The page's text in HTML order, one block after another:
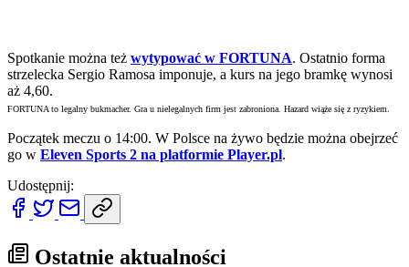
Spotkanie można też wytypować w FORTUNA. Ostatnio forma
strzelecka Sergio Ramosa imponuje, a kurs na jego bramkę wynosi
aż 4,60.
FORTUNA to legalny bukmacher. Gra u nielegalnych firm jest zabroniona. Hazard wiąże się z ryzykiem.
Początek meczu o 14:00. W Polsce na żywo będzie można obejrzeć
go w Eleven Sports 2 na platformie Player.pl.
Udostępnij:
Ostatnie aktualności